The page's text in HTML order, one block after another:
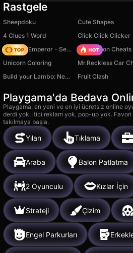
Rastgele
Sheepdoku Cute Shapes
4 Clues 1 Word
Click Click Clicker
Solitaire Emperor - Secrets of Fate
PVZ Fusion Cheats
Unicorn Coloring
Build your Lambo: New Year
Fruit Clash
Playgama'da Bedava
Playgama, en yeni ve en iyi ücretsiz online
derdi yok, itici reklam yok, pop-up yok. Favori
takılmaya başla.
Yılan Tıklama
Araba Balon Patlatma
2 Oyunculu Kızlar İçin
Strateji Çizim
Engel Parkurları